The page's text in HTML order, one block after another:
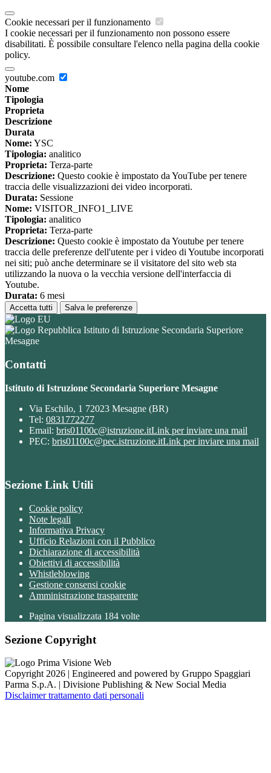
Cookie necessari per il funzionamento
I cookie necessari per il funzionamento non possono essere
disabilitati. È possibile consultare l'elenco nella pagina della cookie
policy.
youtube.com
Nome
Tipologia
Proprieta
Descrizione
Durata
Nome: YSC
Tipologia: analitico
Proprieta: Terza-parte
Descrizione: Questo cookie è impostato da YouTube per tenere
traccia delle visualizzazioni dei video incorporati.
Durata: Sessione
Nome: VISITOR_INFO1_LIVE
Tipologia: analitico
Proprieta: Terza-parte
Descrizione: Questo cookie è impostato da Youtube per tenere
traccia delle preferenze dell'utente per i video di Youtube incorporati
nei siti; può anche determinare se il visitatore del sito web sta
utilizzando la nuova o la vecchia versione dell'interfaccia di
Youtube.
Durata: 6 mesi
Accetta tutti Salva le preferenze
Istituto di Istruzione Secondaria Superiore
Mesagne
Contatti
Istituto di Istruzione Secondaria Superiore Mesagne
Via Eschilo, 1 72023 Mesagne (BR)
Tel: 0831772277
Email: bris01100c@istruzione.itLink per inviare una mail
PEC: bris01100c@pec.istruzione.itLink per inviare una mail
Sezione Link Utili
Cookie policy
Note legali
Informativa Privacy
Ufficio Relazioni con il Pubblico
Dichiarazione di accessibilità
Obiettivi di accessibilità
Whistleblowing
Gestione consensi cookie
Amministrazione trasparente
Pagina visualizzata 184 volte
Sezione Copyright
Copyright 2026 | Engineered and powered by Gruppo Spaggiari
Parma S.p.A. | Divisione Publishing & New Social Media
Disclaimer trattamento dati personali